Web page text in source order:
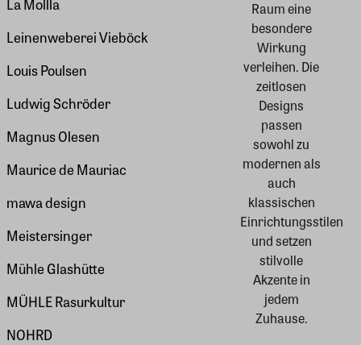
La Mollla
Leinenweberei Vieböck
Louis Poulsen
Ludwig Schröder
Magnus Olesen
Maurice de Mauriac
mawa design
Meistersinger
Mühle Glashütte
MÜHLE Rasurkultur
NOHRD
Raum eine
besondere
Wirkung
verleihen. Die
zeitlosen
Designs
passen
sowohl zu
modernen als
auch
klassischen
Einrichtungsstilen
und setzen
stilvolle
Akzente in
jedem
Zuhause.